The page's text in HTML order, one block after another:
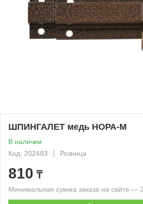
ШПИНГАЛЕТ медь НОРА-М
В наличии
Код: 202483
Розница
810 ₸
Минимальная сумма заказа на сайте —